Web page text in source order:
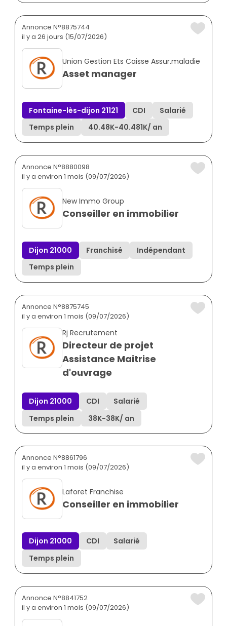
Annonce N°8875744
il y a 26 jours (15/07/2026)
Union Gestion Ets Caisse Assur.maladie
Asset manager
Fontaine-lès-dijon 21121 CDI
Salarié
Temps plein
40.48K-40.481K/ an
Annonce N°8880098
il y a environ 1 mois (09/07/2026)
New Immo Group
Conseiller en immobilier
Dijon 21000 Franchisé
Indépendant
Temps plein
Annonce N°8875745
il y a environ 1 mois (09/07/2026)
Rj Recrutement
Directeur de projet
Assistance Maitrise
d'ouvrage
Dijon 21000 CDI
Salarié
Temps plein
38K-38K/ an
Annonce N°8861796
il y a environ 1 mois (09/07/2026)
Laforet Franchise
Conseiller en immobilier
Dijon 21000 CDI
Salarié
Temps plein
Annonce N°8841752
il y a environ 1 mois (09/07/2026)